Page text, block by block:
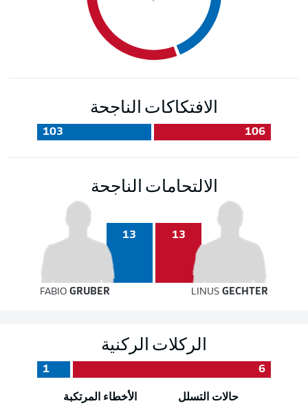
الافتكاكات الناجحة
106
103
الالتحامات الناجحة
13
13
FABIO GRUBER LINUSGECHTER
الركلات الركنية
6
1
حالات التسلل الأخطاء المرتكبة